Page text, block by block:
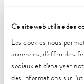
Ce site web utilise des
Les cookies nous
annonces, d'offrir des
sociaux et d'analyser
des informations sur
20 ... 100 °C
Plage de
-30 ... 100 °C
Plage de